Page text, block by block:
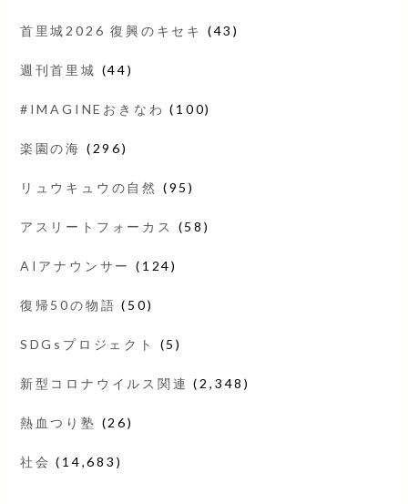
首里城2026 復興のキセキ (43)
週刊首里城 (44)
#IMAGINEおきなわ (100)
楽園の海 (296)
リュウキュウの自然 (95)
アスリートフォーカス (58)
AIアナウンサー (124)
復帰50の物語 (50)
SDGsプロジェクト (5)
新型コロナウイルス関連 (2,348)
熱血つり塾 (26)
社会 (14,683)